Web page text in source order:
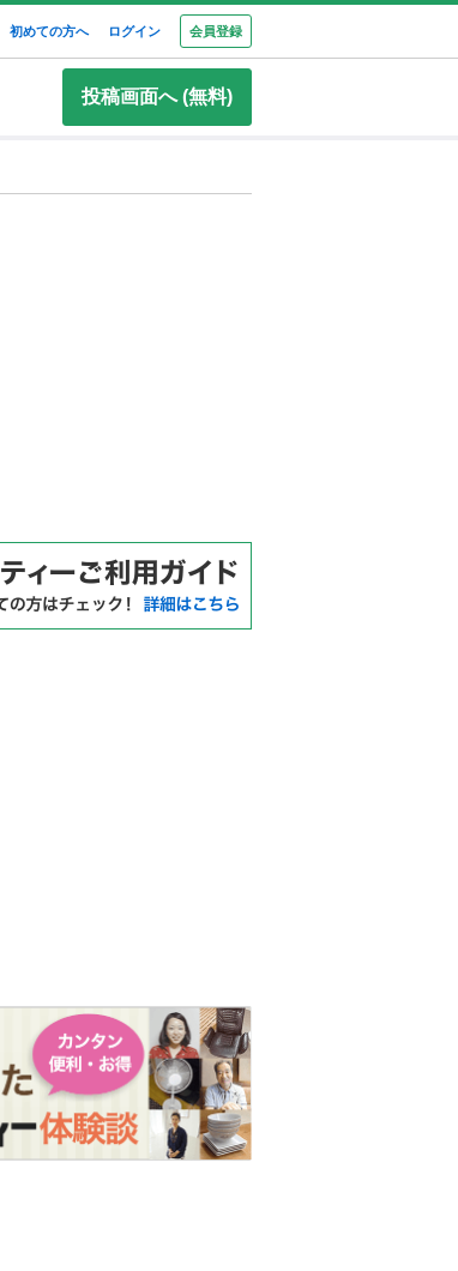
初めての方へ ログイン 会員登録
投稿画面へ (無料)